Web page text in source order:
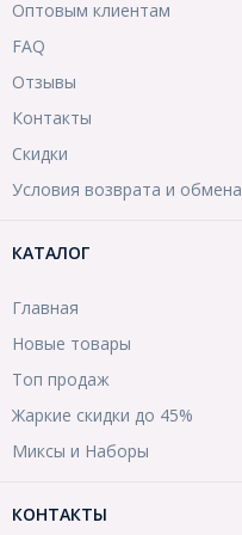
Оптовым клиентам
FAQ
Отзывы
Контакты
Скидки
Условия возврата и обмена
КАТАЛОГ
Главная
Новые товары
Топ продаж
Жаркие скидки до 45%
Миксы и Наборы
КОНТАКТЫ